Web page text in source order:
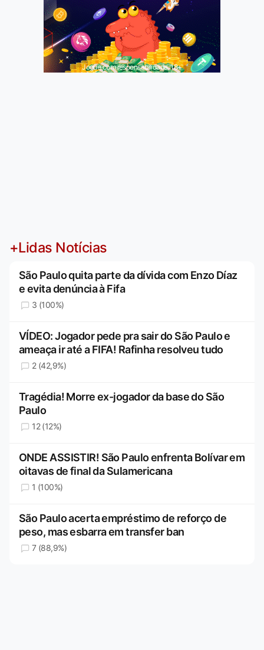
Jogue com responsabilidade. 18+
+Lidas Notícias
São Paulo quita parte da dívida com Enzo Díaz
e evita denúncia à Fifa
3 (100%)
VÍDEO: Jogador pede pra sair do São Paulo e
ameaça ir até a FIFA! Rafinha resolveu tudo
2 (42,9%)
Tragédia! Morre ex-jogador da base do São
Paulo
12 (12%)
ONDE ASSISTIR! São Paulo enfrenta Bolívar em
oitavas de final da Sulamericana
1 (100%)
São Paulo acerta empréstimo de reforço de
peso, mas esbarra em transfer ban
7 (88,9%)